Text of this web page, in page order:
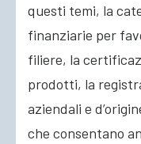
questi temi, la
finanziarie per
filiere, la
prodotti, la
aziendali e
che consentano